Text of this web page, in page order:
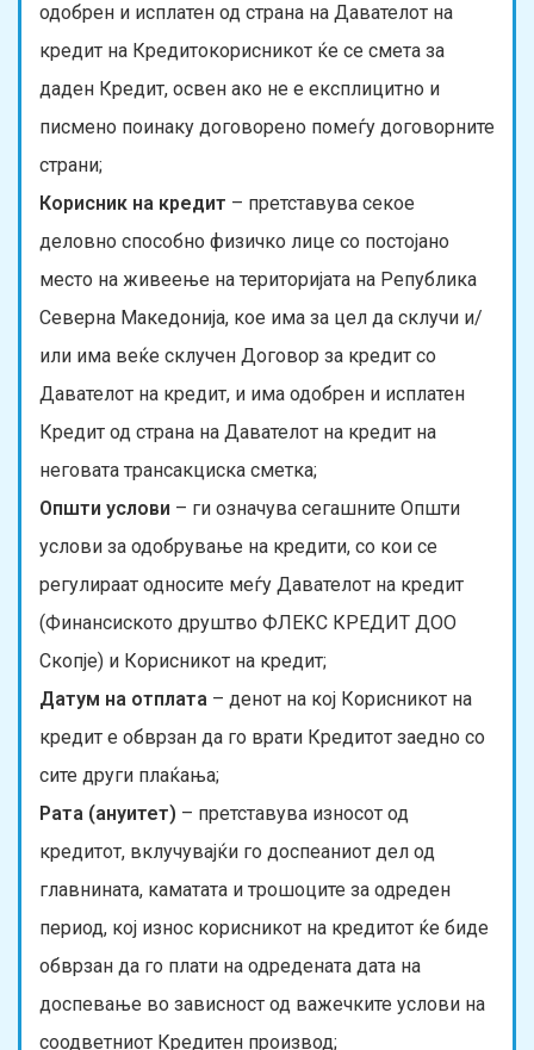
одобрен и исплатен од страна на Давателот на
кредит на Кредитокорисникот ќе се смета за
даден Кредит, освен ако не е експлицитно и
писмено поинаку договорено помеѓу договорните
страни;
Корисник на кредит – претставува секое
деловно способно физичко лице со постојано
место на живеење на територијата на Република
Северна Македонија, кое има за цел да склучи и/
или има веќе склучен Договор за кредит со
Давателот на кредит, и има одобрен и исплатен
Кредит од страна на Давателот на кредит на
неговата трансакциска сметка;
Општи услови – ги означува сегашните Општи
услови за одобрување на кредити, со кои се
регулираат односите меѓу Давателот на кредит
(Финансиското друштво ФЛЕКС КРЕДИТ ДОО
Скопје) и Корисникот на кредит;
Датум на отплата – денот на кој Корисникот на
кредит е обврзан да го врати Кредитот заедно со
сите други плаќања;
Рата (ануитет) – претставува износот од
кредитот, вклучувајќи го доспеаниот дел од
главнината, каматата и трошоците за одреден
период, кој износ корисникот на кредитот ќе биде
обврзан да го плати на одредената дата на
доспевање во зависност од важечките услови на
соодветниот Кредитен производ;